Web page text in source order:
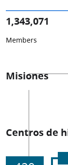
1,343,071
Members
Misiones
Centros de